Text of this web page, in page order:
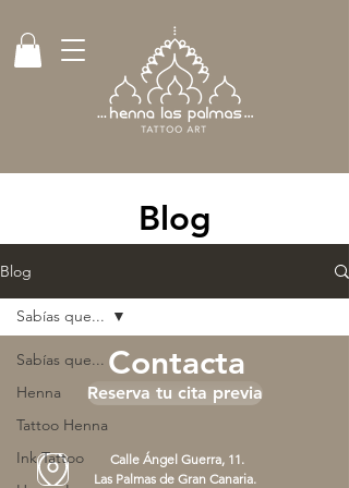
Blog
Blog
Sabías que...
Henna
Tattoo Henna
Ink Tattoo
Sabías que...
Contacta
Reserva tu cita previa
Calle Ángel Guerra, 11.
Las Palmas de Gran Canaria.